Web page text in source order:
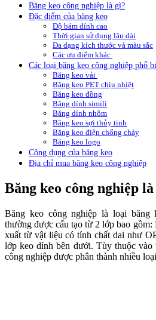
Băng keo công nghiệp là gì?
Đặc điểm của băng keo
Độ bám dính cao
Thời gian sử dụng lâu dài
Đa dạng kích thước và màu sắc
Các ưu điểm khác
Các loại băng keo công nghiệp phổ
Băng keo vải
Băng keo PET chịu nhiệt
Băng keo đồng
Băng dính simili
Băng dính nhôm
Băng keo sợi thủy tinh
Băng keo điện chống cháy
Băng keo logo
Công dụng của băng keo
Địa chỉ mua băng keo công nghiệp
Băng keo công nghiệp
Băng keo công nghiệp là loại băng
thường được cấu tạo từ 2 lớp bao gồm:
xuất từ vật liệu có tính chất dai như
lớp keo dính bên dưới. Tùy thuộc vào
công nghiệp được phân thành nhiều